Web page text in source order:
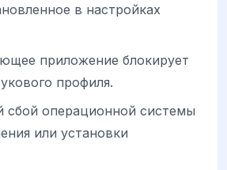
в настройках
приложение блокирует
профиля.
сбой операционной системы
или установки